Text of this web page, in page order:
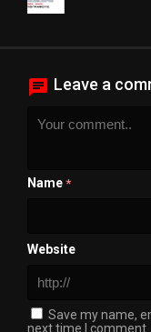
Leave a
Name *
Website
Save my name,
next time I comment.